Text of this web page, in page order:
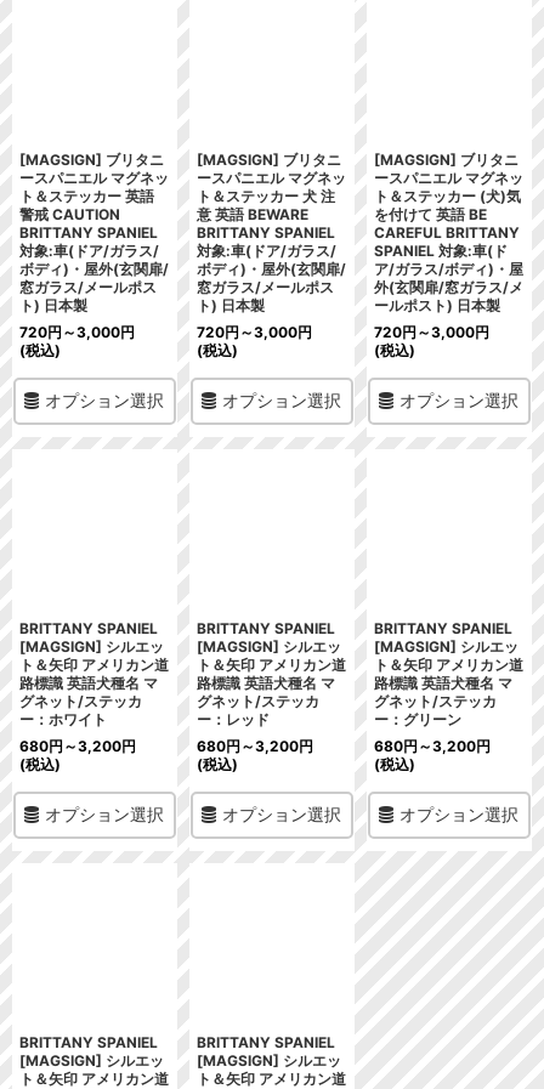
[MAGSIGN] ブリタニ
ースパニエル マグネッ
ト＆ステッカー 英語
警戒 CAUTION
BRITTANY SPANIEL
対象:車(ドア/ガラス/
ボディ)・屋外(玄関扉/
窓ガラス/メールポス
ト) 日本製
720円 ～3,000円
(税込)
オプション選択
[MAGSIGN] ブリタニ
ースパニエル マグネッ
ト＆ステッカー 犬 注
意 英語 BEWARE
BRITTANY SPANIEL
対象:車(ドア/ガラス/
ボディ)・屋外(玄関扉/
窓ガラス/メールポス
ト) 日本製
720円 ～3,000円
(税込)
オプション選択
[MAGSIGN] ブリタニ
ースパニエル マグネッ
ト＆ステッカー (犬)気
を付けて 英語 BE
CAREFUL BRITTANY
SPANIEL 対象:車(ド
ア/ガラス/ボディ)・屋
外(玄関扉/窓ガラス/メ
ールポスト) 日本製
720円 ～3,000円
(税込)
オプション選択
BRITTANY SPANIEL
[MAGSIGN] シルエッ
ト＆矢印 アメリカン道
路標識 英語犬種名 マ
グネット/ステッカ
ー：ホワイト
680円 ～3,200円
(税込)
オプション選択
BRITTANY SPANIEL
[MAGSIGN] シルエッ
ト＆矢印 アメリカン道
路標識 英語犬種名 マ
グネット/ステッカ
ー：レッド
680円 ～3,200円
(税込)
オプション選択
BRITTANY SPANIEL
[MAGSIGN] シルエッ
ト＆矢印 アメリカン道
路標識 英語犬種名 マ
グネット/ステッカ
ー：グリーン
680円 ～3,200円
(税込)
オプション選択
BRITTANY SPANIEL
[MAGSIGN] シルエッ
ト＆矢印 アメリカン道
BRITTANY SPANIEL
[MAGSIGN] シルエッ
ト＆矢印 アメリカン道